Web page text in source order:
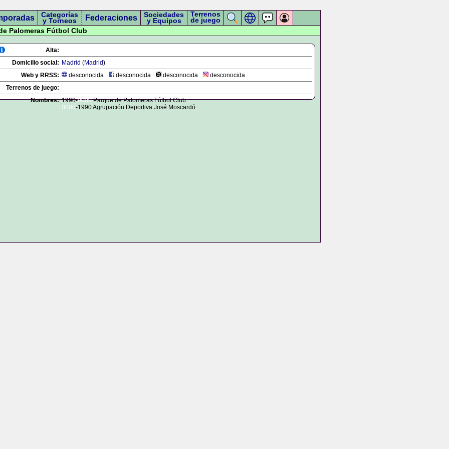
Categorías
y Torneos Federaciones Sociedades
y Equipos
Terrenos
de juego
Palomeras Fútbol Club
Alta:
Domicilio social: Madrid (Madrid)
Web y RRSS:
desconocida desconocida desconocida
desconocida
Terrenos de juego:
Nombres: 1990-0000Parque de Palomeras Fútbol Club
0000-1990 Agrupación Deportiva José Moscardó